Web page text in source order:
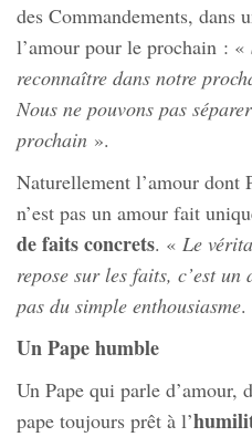
des Commandements, dans
l’amour pour le prochain : «
reconnaître dans notre
Nous ne pouvons pas
prochain ».
Naturellement l’amour dont
n’est pas un amour fait
de faits concrets. « Le
repose sur les faits, c’est un
pas du simple enthousiasme.
Un Pape humble
Un Pape qui parle d’amour,
pape toujours prêt à l’